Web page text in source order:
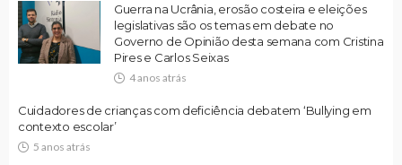
Guerra na Ucrânia, erosão costeira e eleições
legislativas são os temas em debate no
Governo de Opinião desta semana com Cristina
Pires e Carlos Seixas
4 anos atrás
Cuidadores de crianças com deficiência debatem ‘Bullying em
contexto escolar’
5 anos atrás